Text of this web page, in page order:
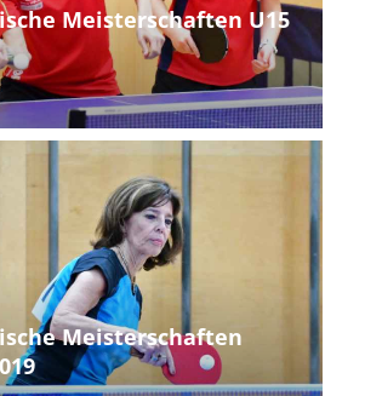
Meisterschaften U15
Meisterschaften